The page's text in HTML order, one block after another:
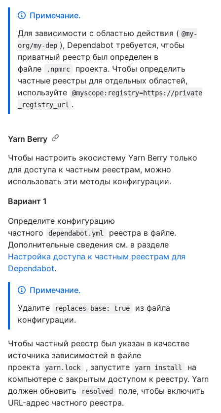
Примечание.
Для зависимости с областью действия ( @my-
org/my-dep ), Dependabot требуется, чтобы
приватный реестр был определен в
файле
.npmrc
проекта. Чтобы определить
частные реестры для отдельных областей,
используйте
@myscope:registry=https://private
_registry_url .
Yarn Berry
Чтобы настроить экосистему Yarn Berry только
для доступа к частным реестрам, можно
использовать эти методы конфигурации.
Вариант 1
Определите конфигурацию
частного
dependabot.yml
реестра в файле.
Дополнительные сведения см. в разделе
Настройка доступа к частным реестрам для
Dependabot.
Примечание.
Удалите
replaces-base: true
из файла
конфигурации.
Чтобы частный реестр был указан в качестве
источника зависимостей в файле
проекта
yarn.lock , запустите yarn install
на
компьютере с закрытым доступом к реестру. Yarn
должен обновить
resolved
поле, чтобы включить
URL-адрес частного реестра.